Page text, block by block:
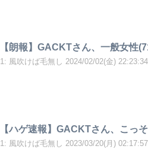
【朗報】GACKTさん、一般女性
1: 風吹けば毛無し 2024/02/02(金)
【ハゲ速報】GACKTさん、こっ
1: 風吹けば毛無し 2023/03/20(月)